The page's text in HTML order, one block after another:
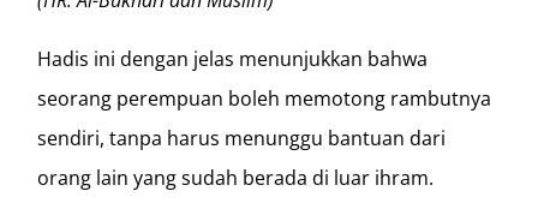
Hadis ini dengan jelas menunjukkan bahwa
seorang perempuan boleh memotong rambutnya
sendiri, tanpa harus menunggu bantuan dari
orang lain yang sudah berada di luar ihram.